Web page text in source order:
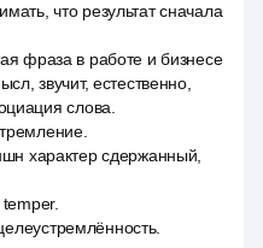
что результат сначала
фраза в работе и бизнесе
звучит, естественно,
слова.
характер сдержанный,